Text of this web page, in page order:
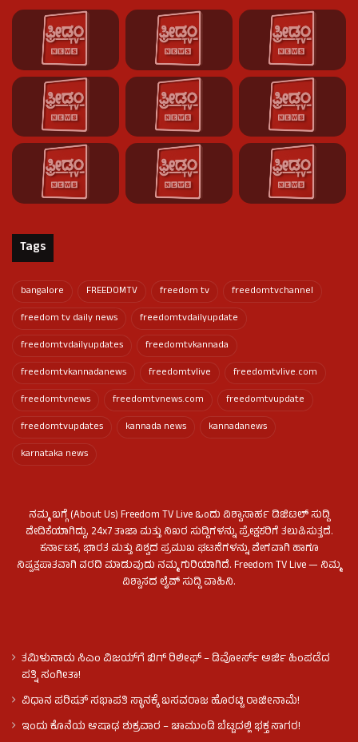
Tags
bangalore FREEDOMTV freedom tv
freedomtvchannel
freedom tv daily news
freedomtvdailyupdate
freedomtvdailyupdates
freedomtvkannada
freedomtvkannadanews
freedomtvlive
freedomtvlive.com
freedomtvnews
freedomtvnews.com
freedomtvupdate
freedomtvupdates
kannada news
kannadanews
karnataka news
ನಮ್ಮ ಬಗ್ಗೆ (About Us) Freedom TV Live ಒಂದು ವಿಶ್ವಾಸಾರ್ಹ ಡಿಜಿಟಲ್ ಸುದ್ದಿ
ವೇದಿಕೆಯಾಗಿದ್ದು, 24x7 ತಾಜಾ ಮತ್ತು ನಿಖರ ಸುದ್ದಿಗಳನ್ನು ಪ್ರೇಕ್ಷಕರಿಗೆ ತಲುಪಿಸುತ್ತದೆ.
ಕರ್ನಾಟಕ, ಭಾರತ ಮತ್ತು ವಿಶ್ವದ ಪ್ರಮುಖ ಘಟನೆಗಳನ್ನು ವೇಗವಾಗಿ ಹಾಗೂ
ನಿಷ್ಪಕ್ಷಪಾತವಾಗಿ ವರದಿ ಮಾಡುವುದು ನಮ್ಮ ಗುರಿಯಾಗಿದೆ. Freedom TV Live — ನಿಮ್ಮ
ವಿಶ್ವಾಸದ ಲೈವ್ ಸುದ್ದಿ ವಾಹಿನಿ.
ತಮಿಳುನಾಡು ಸಿಎಂ ವಿಜಯ್‌ಗೆ ಬಿಗ್ ರಿಲೀಫ್ – ಡಿವೋರ್ಸ್ ಅರ್ಜಿ ಹಿಂಪಡೆದ
ಪತ್ನಿ ಸಂಗೀತಾ!
ವಿಧಾನ ಪರಿಷತ್ ಸಭಾಪತಿ ಸ್ಥಾನಕ್ಕೆ ಬಸವರಾಜ ಹೊರಟ್ಟಿ ರಾಜೀನಾಮೆ!
ಇಂದು ಕೊನೆಯ ಆಷಾಢ ಶುಕ್ರವಾರ – ಚಾಮುಂಡಿ ಬೆಟ್ಟದಲ್ಲಿ ಭಕ್ತ ಸಾಗರ!